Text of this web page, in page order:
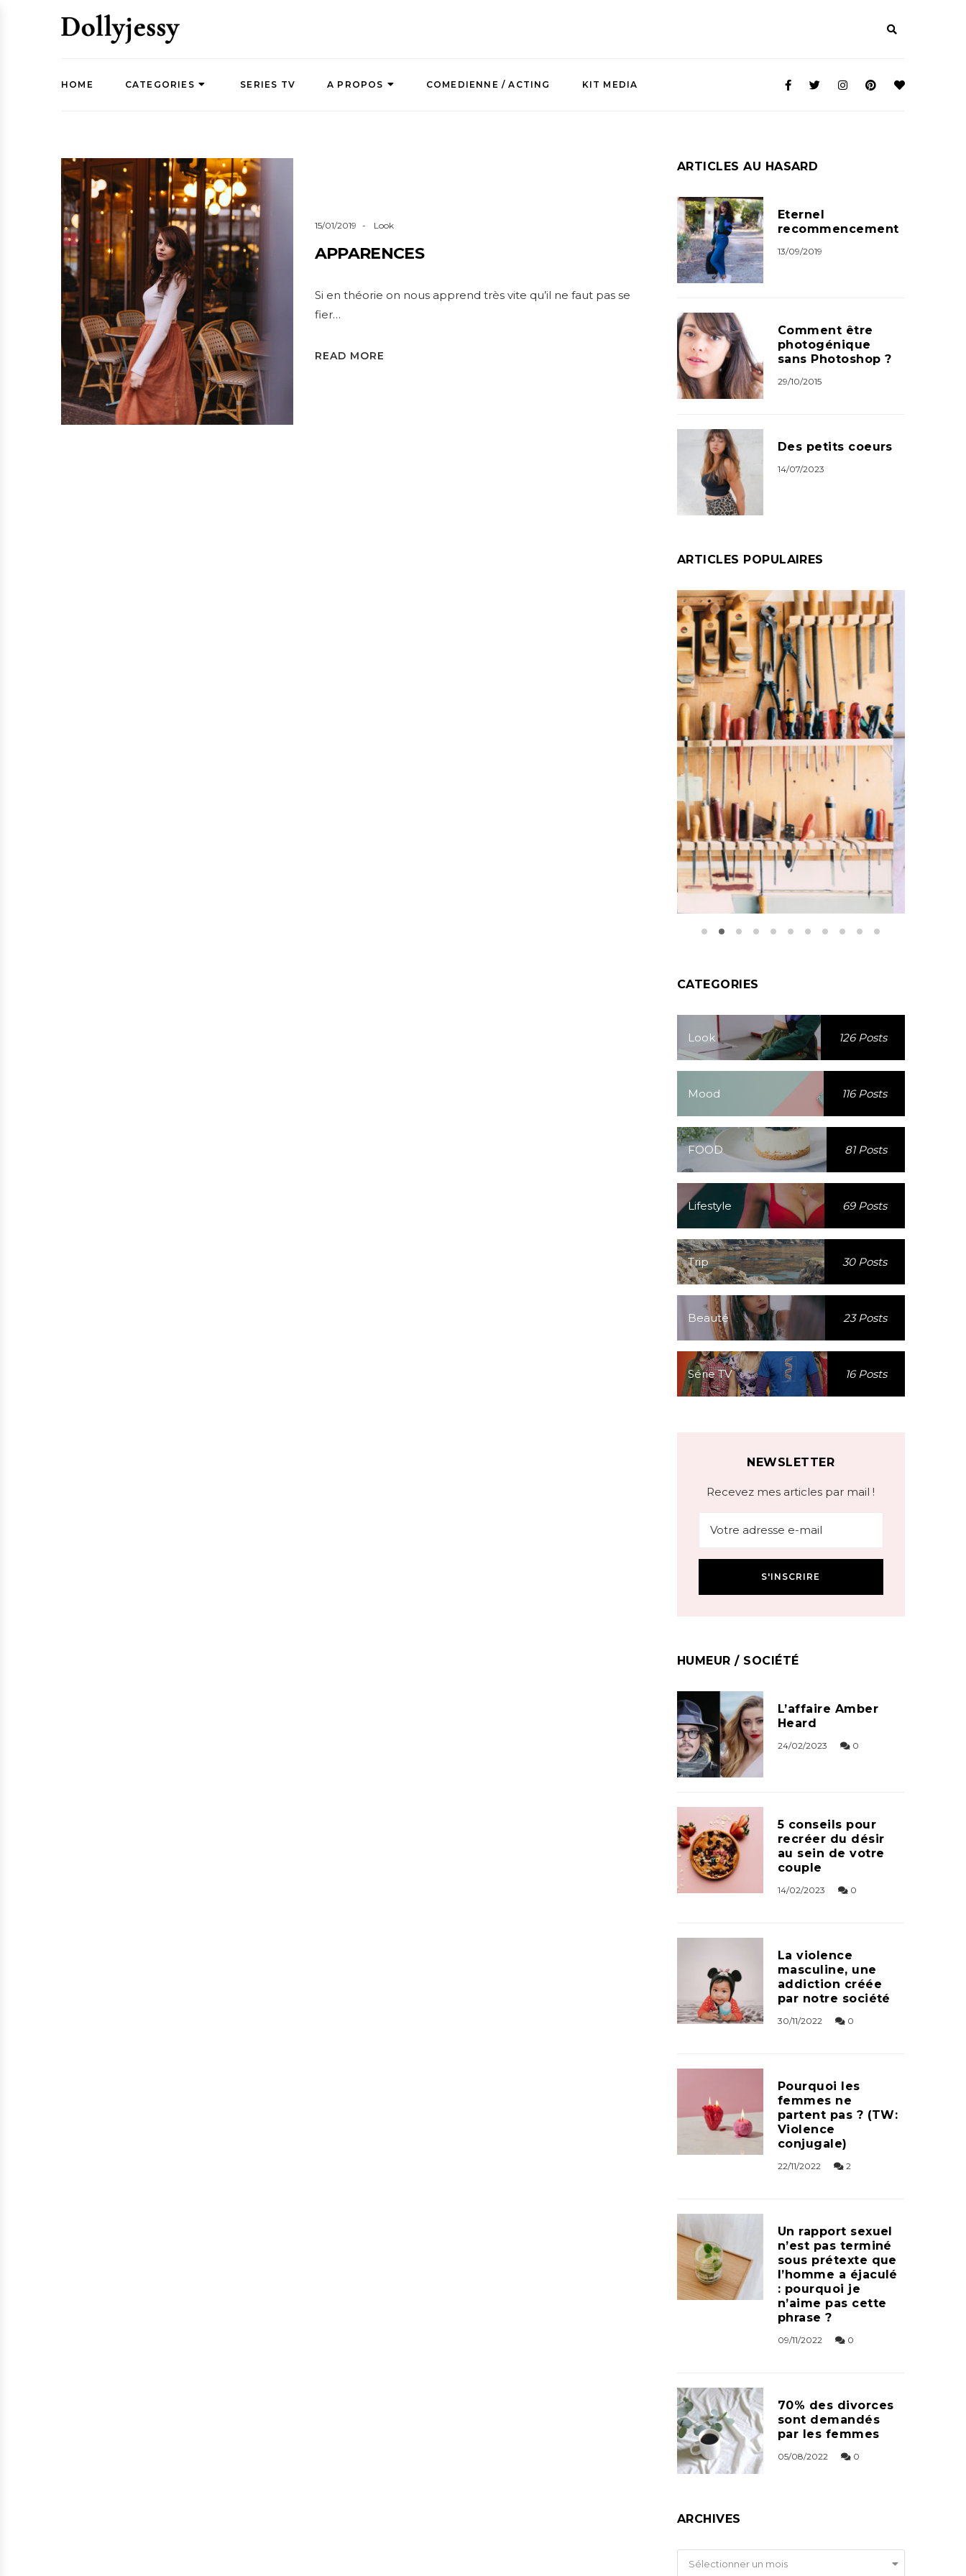
HOME CATEGORIES SERIES TV A PROPOS COMEDIENNE / ACTING KIT MEDIA
15/01/2019 Look
APPARENCES
Si en théorie on nous apprend très vite qu’il ne faut pas se
fier…
READ MORE
ARTICLES AU HASARD
Eternel
recommencement
13/09/2019
Comment être
photogénique
sans Photoshop ?
29/10/2015
Des petits coeurs
14/07/2023
ARTICLES POPULAIRES
CATEGORIES
Look 126 Posts
Mood 116 Posts
FOOD 81 Posts
Lifestyle 69 Posts
Trip 30 Posts
Beauté 23 Posts
Série TV 16 Posts
NEWSLETTER
Recevez mes articles par mail !
HUMEUR / SOCIÉTÉ
L’affaire Amber
Heard
24/02/2023 0
5 conseils pour
recréer du désir
au sein de votre
couple
14/02/2023 0
La violence
masculine, une
addiction créée
par notre société
30/11/2022 0
Pourquoi les
femmes ne
partent pas ? (TW:
Violence
conjugale)
22/11/2022 2
Un rapport sexuel
n’est pas terminé
sous prétexte que
l’homme a éjaculé
: pourquoi je
n’aime pas cette
phrase ?
09/11/2022 0
70% des divorces
sont demandés
par les femmes
05/08/2022 0
ARCHIVES
Archives
Sélectionner un mois